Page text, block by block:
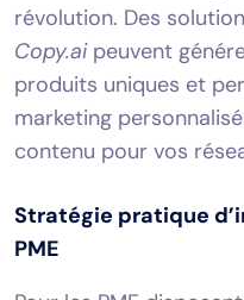
révolution. Des
Copy.aipeuvent
produits uniques et
marketing
contenu pour vos
Stratégie pratique
PME